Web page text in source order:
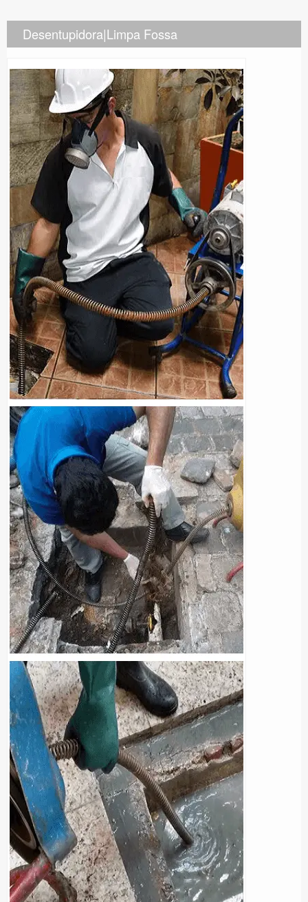
Desentupidora|Limpa Fossa